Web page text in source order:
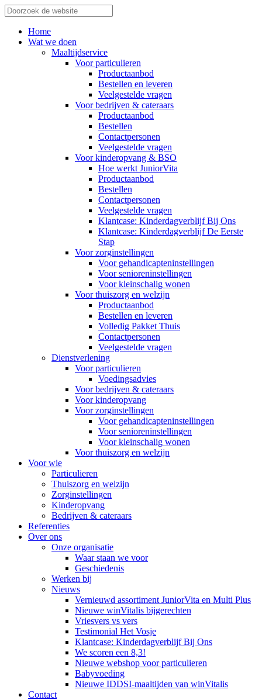
Home
Wat we doen
Maaltijdservice
Voor particulieren
Productaanbod
Bestellen en leveren
Veelgestelde vragen
Voor bedrijven & cateraars
Productaanbod
Bestellen
Contactpersonen
Veelgestelde vragen
Voor kinderopvang & BSO
Hoe werkt JuniorVita
Productaanbod
Bestellen
Contactpersonen
Veelgestelde vragen
Klantcase: Kinderdagverblijf Bij Ons
Klantcase: Kinderdagverblijf De Eerste
Stap
Voor zorginstellingen
Voor gehandicapteninstellingen
Voor senioreninstellingen
Voor kleinschalig wonen
Voor thuiszorg en welzijn
Productaanbod
Bestellen en leveren
Volledig Pakket Thuis
Contactpersonen
Veelgestelde vragen
Dienstverlening
Voor particulieren
Voedingsadvies
Voor bedrijven & cateraars
Voor kinderopvang
Voor zorginstellingen
Voor gehandicapteninstellingen
Voor senioreninstellingen
Voor kleinschalig wonen
Voor thuiszorg en welzijn
Voor wie
Particulieren
Thuiszorg en welzijn
Zorginstellingen
Kinderopvang
Bedrijven & cateraars
Referenties
Over ons
Onze organisatie
Waar staan we voor
Geschiedenis
Werken bij
Nieuws
Vernieuwd assortiment JuniorVita en Multi Plus
Nieuwe winVitalis bijgerechten
Vriesvers vs vers
Testimonial Het Vosje
Klantcase: Kinderdagverblijf Bij Ons
We scoren een 8,3!
Nieuwe webshop voor particulieren
Babyvoeding
Nieuwe IDDSI-maaltijden van winVitalis
Contact